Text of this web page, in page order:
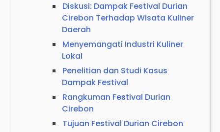
Diskusi: Dampak Festival Durian
Cirebon Terhadap Wisata Kuliner
Daerah
Menyemangati Industri Kuliner
Lokal
Penelitian dan Studi Kasus
Dampak Festival
Rangkuman Festival Durian
Cirebon
Tujuan Festival Durian Cirebon